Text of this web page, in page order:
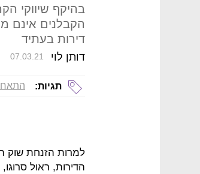
בהיקף שיווקי
הקבלנים אינם
דירות בעתיד
דותן לוי 07.03.21
תגיות:
למרות הזנחת שוק
הדירות, ראול